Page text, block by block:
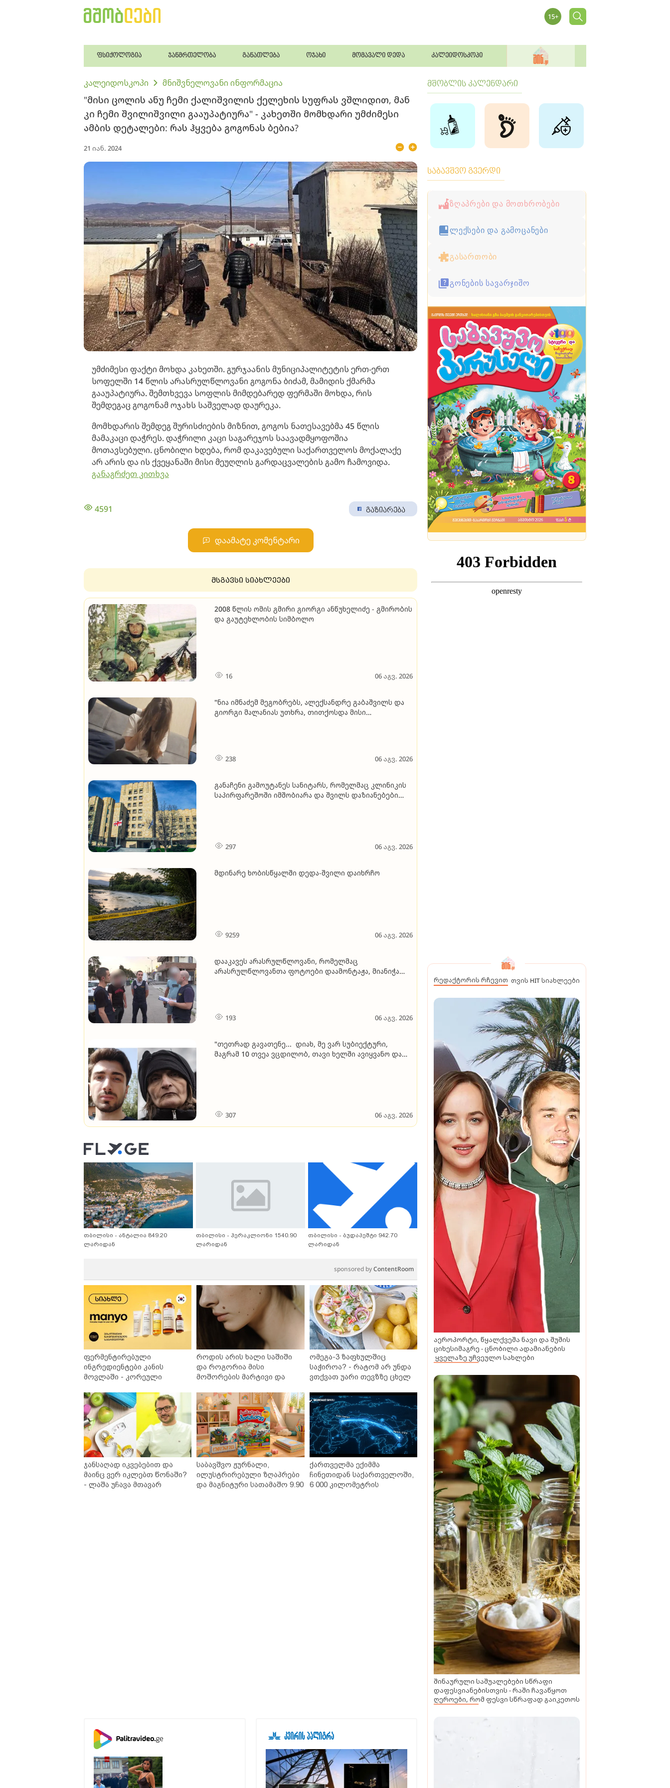
ფსიქოლოგია ჯანმრთელობა განათლება ოჯახი მომავალი დედა კალეიდოსკოპი
კალეიდოსკოპი მნიშვნელოვანი ინფორმაცია
"მისი ცოლის ანუ ჩემი ქალიშვილის ქელეხის სუფრას ვშლიდით, მან
კი ჩემი შვილიშვილი გააუპატიურა" - კახეთში მომხდარი უმძიმესი
ამბის დეტალები: რას ჰყვება გოგონას ბებია?
21 იან. 2024
უმძიმესი ფაქტი მოხდა კახეთში. გურჯაანის მუნიციპალიტეტის ერთ-ერთ
სოფელში 14 წლის არასრულწლოვანი გოგონა ბიძამ, მამიდის ქმარმა
გააუპატიურა. შემთხვევა სოფლის მიმდებარედ ფერმაში მოხდა, რის
შემდეგაც გოგონამ ოჯახს საშველად დაურეკა.
მომხდარის შემდეგ შურისძიების მიზნით, გოგოს ნათესავებმა 45 წლის
მამაკაცი დაჭრეს. დაჭრილი კაცი საგარეჯოს საავადმყოფოშია
მოთავსებული. ცნობილი ხდება, რომ დაკავებული საქართველოს მოქალაქე
არ არის და ის ქვეყანაში მისი მეუღლის გარდაცვალების გამო ჩამოვიდა.
განაგრძეთ კითხვა
4591 გაზიარება
დაამატე კომენტარი
მსგავსი სიახლეები
2008 წლის ომის გმირი გი­ორ­გი ან­წუ­ხე­ლი­ძე - გმი­რო­ბის
და გა­უ­ტეხ­ლო­ბის სიმ­ბო­ლო
16 06 აგვ. 2026
"ნია იმნაძემ მეგობრებს, ალექსანდრე გაბაშვილს და
გიორგი მალანიას უთხრა, თითქოსდა მისი
238 06 აგვ. 2026
განაჩენი გამოუტანეს სანიტარს, რომელმაც კლინიკის
საპირფარეშოში იმშობიარა და შვილს დაზიანებები
297 06 აგვ. 2026
მდი­ნა­რე ხო­ბის­წყალ­ში დედა-შვი­ლი და­იხ­რჩო
9259 06 აგვ. 2026
დააკავეს არასრულწლოვანი, რომელმაც
არასრულწლოვანთა ფოტოები დაამონტაჟა, მიანიჭა
193 06 აგვ. 2026
"თეთრად გავათენე... დიახ, მე ვარ სუბიექტური,
მაგრამ 10 თვეა ვცდილობ, თავი ხელში ავიყვანო და
307 06 აგვ. 2026
თბილისი - ანტალია 849.20
ლარიდან
თბილისი - ჰერაკლიონი 1540.90
ლარიდან
თბილისი - ბუდაპეშტი 942.70
ლარიდან
sponsored byContentRoom
ფერმენტირებული
ინგრედიენტები კანის
მოვლაში - კორეული
საქართველოშია
როდის არის ხალი საშიში
და როგორია მისი
მოშორების მარტივი და
ომეგა-3 ზაფხულშიც
საჭიროა? - რატომ არ უნდა
ვთქვათ უარი თევზზე ცხელ
ჯანსაღად იკვებებით და
მაინც ვერ იკლებთ წონაში?
- ლაშა უჩავა მთავარ
საბავშვო ჟურნალი,
ილუსტრირებული ზღაპრები
და მაგნიტური სათამაშო 9.90
ქართველმა ექიმმა
ჩინეთიდან საქართველოში,
6 000 კილომეტრის
მშობლის კალენდარი
საბავშვო გვერდი
ზღაპრები და მოთხრობები
ლექსები და გამოცანები
გასართობი
გონების სავარჯიშო
რედაქტორის რჩევით თვის HIT სიახლეები
აეროპორტი, წყალქვეშა ნავი და შუშის
ციხესიმაგრე - ცნობილი ადამიანების
ყველაზე უჩვეულო სახლები
შინაურული საშუალებები სწრაფი
დაფესვიანებისთვის - რაში ჩავაწყოთ
ღეროები, რომ ფესვი სწრაფად გაიკეთოს